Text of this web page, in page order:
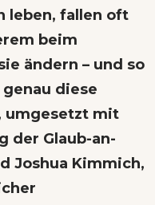
leben, fallen oft
beim
ändern – und so
diese
umgesetzt mit
der Glaub-an-
Joshua Kimmich,